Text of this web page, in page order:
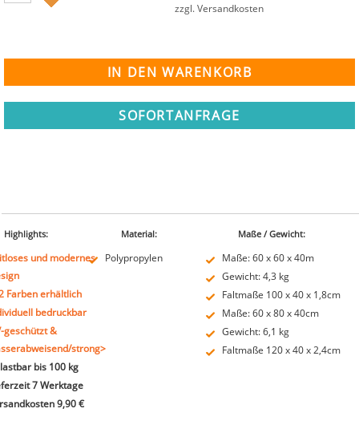
zzgl. Versandkosten
SOFORTANFRAGE
Highlights:
und modernes
Farben erhältlich
bedruckbar
geschützt &
strong>
bis 100 kg
7 Werktage
9,90 €
Material:
Polypropylen
Maße / Gewicht:
Maße: 60 x 60 x 40m
Gewicht: 4,3 kg
Faltmaße 100 x 40 x 1,8cm
Maße: 60 x 80 x 40cm
Gewicht: 6,1 kg
Faltmaße 120 x 40 x 2,4cm